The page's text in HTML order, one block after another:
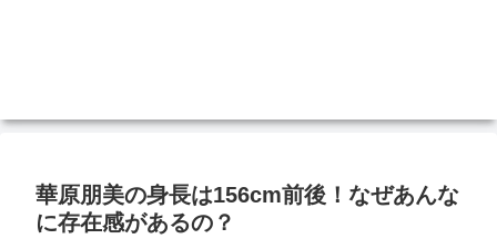
華原朋美の身長は156cm前後！なぜあんな
に存在感があるの？